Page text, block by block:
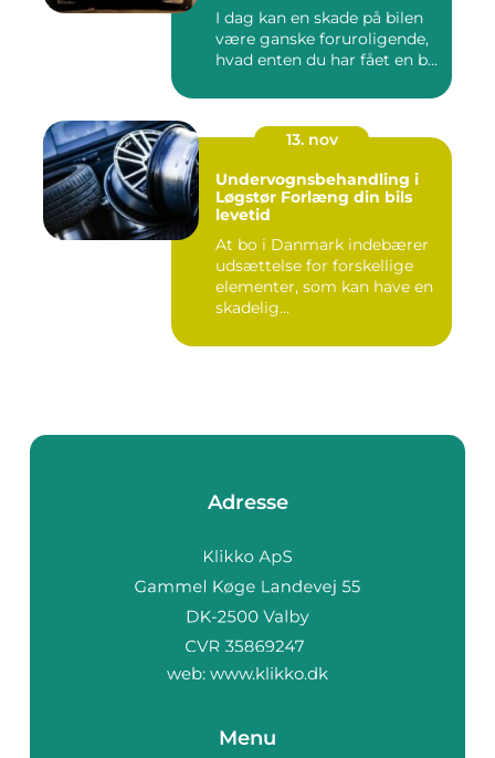
I dag kan en skade på bilen
være ganske foruroligende,
hvad enten du har fået en b...
13. nov
Undervognsbehandling i
Løgstør Forlæng din bils
levetid
At bo i Danmark indebærer
udsættelse for forskellige
elementer, som kan have en
skadelig...
Adresse
web: www.klikko.dk
Menu